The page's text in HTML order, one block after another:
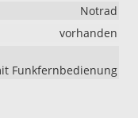
Notrad
vorhanden
Funkfernbedienung